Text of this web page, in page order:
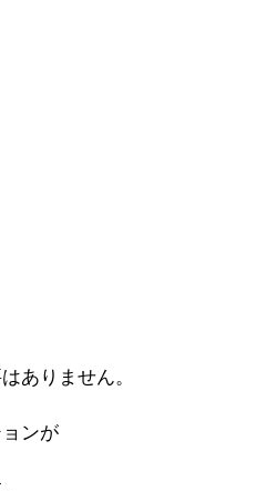
ありません。
ンが